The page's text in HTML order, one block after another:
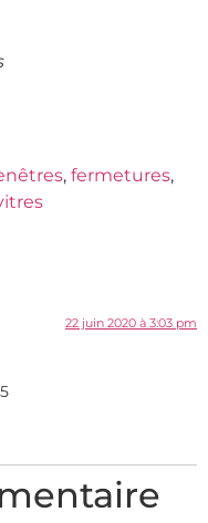
, fermetures,
22 juin 2020 à 3:03 pm